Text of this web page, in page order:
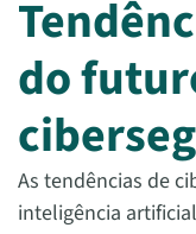
do
As tendências de
inteligência